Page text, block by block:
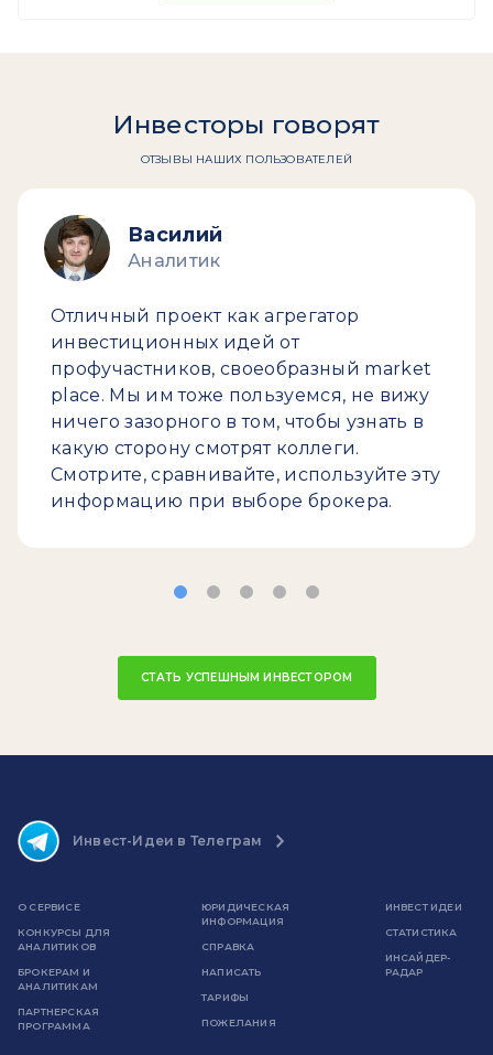
Инвесторы говорят
ОТЗЫВЫ НАШИХ ПОЛЬЗОВАТЕЛЕЙ
Василий
Аналитик
Отличный проект как агрегатор
инвестиционных идей от
профучастников, своеобразный market
place. Мы им тоже пользуемся, не вижу
ничего зазорного в том, чтобы узнать в
какую сторону смотрят коллеги.
Смотрите, сравнивайте, используйте эту
информацию при выборе брокера.
СТАТЬ УСПЕШНЫМ ИНВЕСТОРОМ
Инвест-Идеи в Телеграм
О СЕРВИСЕ
КОНКУРСЫ ДЛЯ
АНАЛИТИКОВ
БРОКЕРАМ И
АНАЛИТИКАМ
ПАРТНЕРСКАЯ
ПРОГРАММА
ЮРИДИЧЕСКАЯ
ИНФОРМАЦИЯ
СПРАВКА
НАПИСАТЬ
ТАРИФЫ
ПОЖЕЛАНИЯ
ИНВЕСТ ИДЕИ
СТАТИСТИКА
ИНСАЙДЕР-
РАДАР